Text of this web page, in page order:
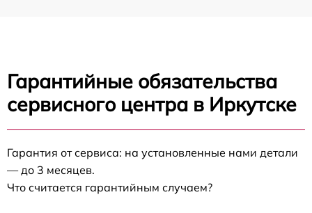
Гарантийные обязательства
сервисного центра в Иркутске
Гарантия от сервиса: на установленные нами детали
— до 3 месяцев.
Что считается гарантийным случаем?